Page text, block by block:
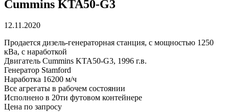
Cummins KTA50-G3
12.11.2020
Продается дизель-генераторная станция, с мощностью 1250
кВа, с наработкой
Двигатель Cummins KTA50-G3, 1996 г.в.
Генератор Stamford
Наработка 16200 м/ч
Все агрегаты в рабочем состоянии
Исполнено в 20ти футовом контейнере
Цена по запросу